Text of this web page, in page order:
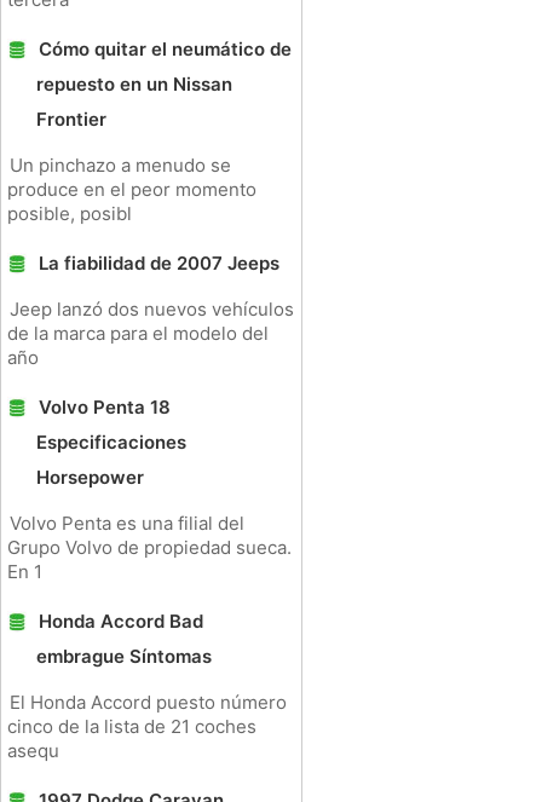
Cómo quitar el neumático de
repuesto en un Nissan
Frontier
Un pinchazo a menudo se
produce en el peor momento
posible, posibl
La fiabilidad de 2007 Jeeps
Jeep lanzó dos nuevos vehículos
de la marca para el modelo del
año
Volvo Penta 18
Especificaciones
Horsepower
Volvo Penta es una filial del
Grupo Volvo de propiedad sueca.
En 1
Honda Accord Bad
embrague Síntomas
El Honda Accord puesto número
cinco de la lista de 21 coches
asequ